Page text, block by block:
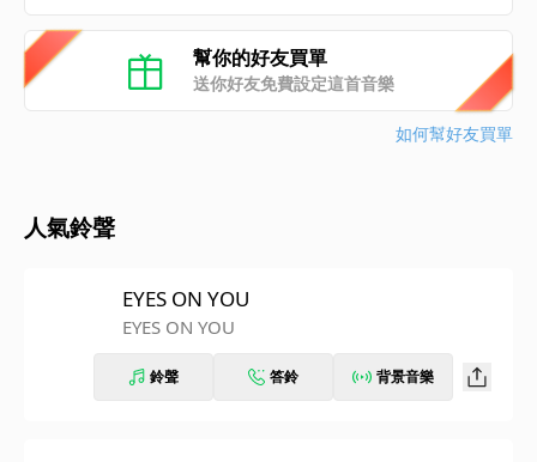
幫你的好友買單
送你好友免費設定這首音樂
如何幫好友買單
人氣鈴聲
EYES ON YOU
EYES ON YOU
鈴聲 答鈴 背景音樂